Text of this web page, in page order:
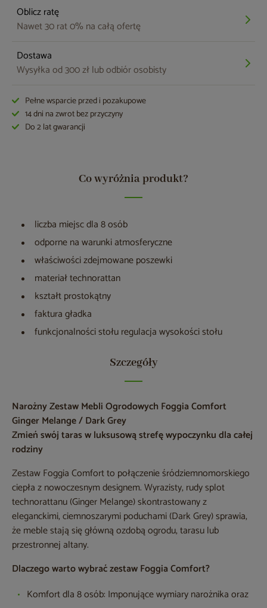
Oblicz ratę
Nawet 30 rat 0% na całą ofertę
Dostawa
Wysyłka od 300 zł lub odbiór osobisty
Pełne wsparcie przed i pozakupowe
14 dni na zwrot bez przyczyny
Do 2 lat gwarancji
Co wyróżnia produkt?
liczba miejsc dla 8 osób
odporne na warunki atmosferyczne
właściwości zdejmowane poszewki
materiał technorattan
kształt prostokątny
faktura gładka
funkcjonalności stołu regulacja wysokości stołu
Szczegóły
Narożny Zestaw Mebli Ogrodowych Foggia Comfort
Ginger Melange / Dark Grey
Zmień swój taras w luksusową strefę wypoczynku dla całej
rodziny
Zestaw Foggia Comfort to połączenie śródziemnomorskiego
ciepła z nowoczesnym designem. Wyrazisty, rudy splot
technorattanu (Ginger Melange) skontrastowany z
eleganckimi, ciemnoszarymi poduchami (Dark Grey) sprawia,
że meble stają się główną ozdobą ogrodu, tarasu lub
przestronnej altany.
Dlaczego warto wybrać zestaw Foggia Comfort?
Komfort dla 8 osób: Imponujące wymiary narożnika oraz